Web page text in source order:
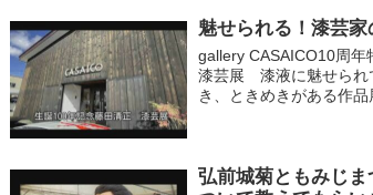
魅せられる！漆芸
gallery CASAICO10周
漆芸展 漆液に魅せられ
き、ときめきがある作
弘前城菊ともみじ